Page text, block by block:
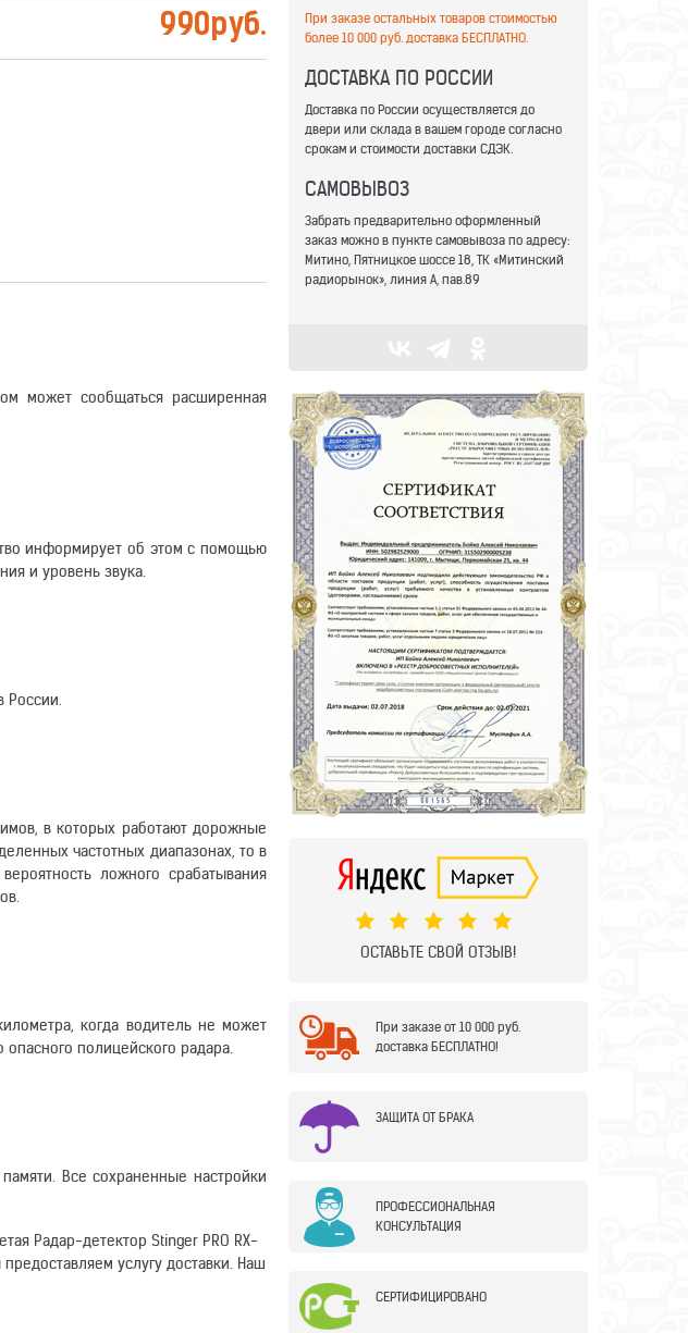
990руб.
может сообщаться расширенная
информирует об этом с помощью
и уровень звука.
России.
в которых работают дорожные
частотных диапазонах, то в
ложного срабатывания
когда водитель не может
полицейского радара.
Все сохраненные настройки
Радар-детектор Stinger PRO RX-
услугу доставки. Наш
При заказе остальных товаров стоимостью
более 10 000 руб. доставка БЕСПЛАТНО.
ДОСТАВКА ПО РОССИИ
Доставка по России осуществляется до
двери или склада в вашем городе согласно
срокам и стоимости доставки СДЭК.
САМОВЫВОЗ
Забрать предварительно оформленный
заказ можно в пункте самовывоза по адресу:
Митино, Пятницкое шоссе 18, ТК «Митинский
радиорынок», линия А, пав.89
ОСТАВЬТЕ СВОЙ ОТЗЫВ!
При заказе от 10 000 руб.
доставка БЕСПЛАТНО!
ЗАЩИТА ОТ БРАКА
ПРОФЕССИОНАЛЬНАЯ
КОНСУЛЬТАЦИЯ
СЕРТИФИЦИРОВАНО